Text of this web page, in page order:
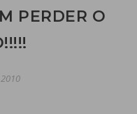
PERDER O